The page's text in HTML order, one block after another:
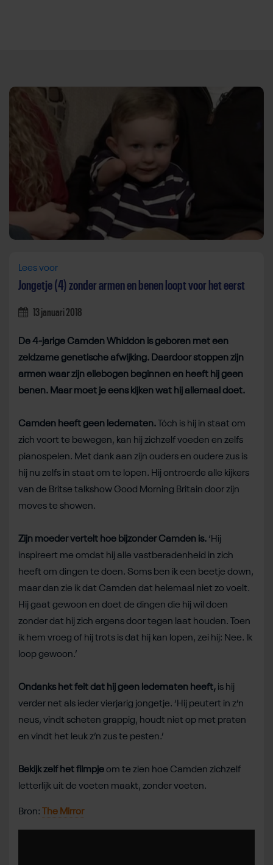
Lees voor
Jongetje (4) zonder armen en benen loopt voor het eerst
13 januari 2018
De 4-jarige Camden Whiddon is geboren met een
zeldzame genetische afwijking. Daardoor stoppen zijn
armen waar zijn ellebogen beginnen en heeft hij geen
benen. Maar moet je eens kijken wat hij allemaal doet.
Camden heeft geen ledematen. Tóch is hij in staat om
zich voort te bewegen, kan hij zichzelf voeden en zelfs
pianospelen. Met dank aan zijn ouders en oudere zus is
hij nu zelfs in staat om te lopen. Hij ontroerde alle kijkers
van de Britse talkshow Good Morning Britain door zijn
moves te showen.
Zijn moeder vertelt hoe bijzonder Camden is. ‘Hij
inspireert me omdat hij alle vastberadenheid in zich
heeft om dingen te doen. Soms ben ik een beetje down,
maar dan zie ik dat Camden dat helemaal niet zo voelt.
Hij gaat gewoon en doet de dingen die hij wil doen
zonder dat hij zich ergens door tegen laat houden. Toen
ik hem vroeg of hij trots is dat hij kan lopen, zei hij: Nee. Ik
loop gewoon.’
Ondanks het feit dat hij geen ledematen heeft, is hij
verder net als ieder vierjarig jongetje. ‘Hij peutert in z’n
neus, vindt scheten grappig, houdt niet op met praten
en vindt het leuk z’n zus te pesten.’
Bekijk zelf het filmpjeom te zien hoe Camden zichzelf
letterlijk uit de voeten maakt, zonder voeten.
Bron: The Mirror